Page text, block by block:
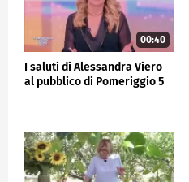
00:40
I saluti di Alessandra Viero
al pubblico di Pomeriggio 5